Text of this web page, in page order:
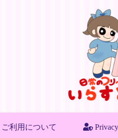
ご利用について